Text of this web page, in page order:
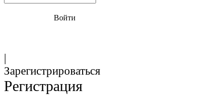
Войти
|
Зарегистрироваться
Регистрация